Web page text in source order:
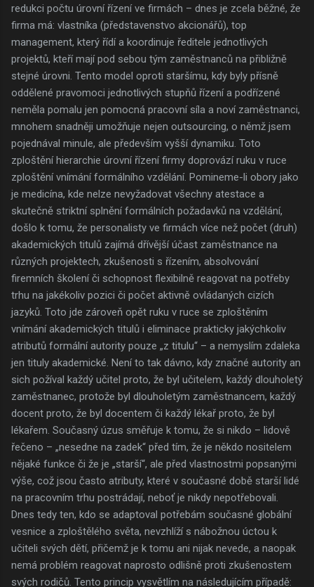
redukci počtu úrovní řízení ve firmách – dnes je zcela běžné, že
firma má: vlastníka (představenstvo akcionářů), top
management, který řídí a koordinuje ředitele jednotlivých
projektů, kteří mají pod sebou tým zaměstnanců na přibližně
stejné úrovni. Tento model oproti staršímu, kdy byly přísně
oddělené pravomoci jednotlivých stupňů řízení a podřízené
neměla pomalu jen pomocná pracovní síla a noví zaměstnanci,
mnohem snadněji umožňuje nejen outsourcing, o němž jsem
pojednával minule, ale především vyšší dynamiku. Toto
zploštění hierarchie úrovní řízení firmy doprovází ruku v ruce
zploštění vnímání formálního vzdělání. Pomineme-li obory jako
je medicína, kde nelze nevyžadovat všechny atestace a
skutečně striktní splnění formálních požadavků na vzdělání,
došlo k tomu, že personalisty ve firmách více než počet (druh)
akademických titulů zajímá dřívější účast zaměstnance na
různých projektech, zkušenosti s řízením, absolvování
firemních školení či schopnost flexibilně reagovat na potřeby
trhu na jakékoliv pozici či počet aktivně ovládaných cizích
jazyků. Toto jde zároveň opět ruku v ruce se zploštěním
vnímání akademických titulů i eliminace prakticky jakýchkoliv
atributů formální autority pouze „z titulu“ – a nemyslím zdaleka
jen tituly akademické. Není to tak dávno, kdy značné autority an
sich požíval každý učitel proto, že byl učitelem, každý dlouholetý
zaměstnanec, protože byl dlouholetým zaměstnancem, každý
docent proto, že byl docentem či každý lékař proto, že byl
lékařem. Současný úzus směřuje k tomu, že si nikdo – lidově
řečeno – „nesedne na zadek“ před tím, že je někdo nositelem
nějaké funkce či že je „starší“, ale před vlastnostmi popsanými
výše, což jsou často atributy, které v současné době starší lidé
na pracovním trhu postrádají, neboť je nikdy nepotřebovali.
Dnes tedy ten, kdo se adaptoval potřebám současné globální
vesnice a zploštělého světa, nevzhlíží s nábožnou úctou k
učiteli svých dětí, přičemž je k tomu ani nijak nevede, a naopak
nemá problém reagovat naprosto odlišně proti zkušenostem
svých rodičů. Tento princip vysvětlím na následujícím případě: